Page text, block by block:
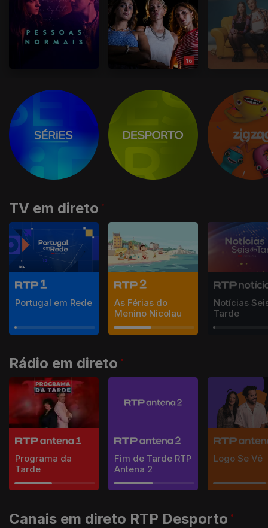
TV em direto
Portugal em Rede
As Férias do
Menino Nicolau
Notícias
Tarde
Rádio em direto
Programa da
Tarde
Fim de Tarde RTP
Antena 2
Logo Se Vê
Canais em direto RTP Desporto